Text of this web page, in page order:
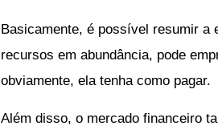
Basicamente, é possível resumir a
recursos em abundância, pode
obviamente, ela tenha como pagar.
Além disso, o mercado financeiro